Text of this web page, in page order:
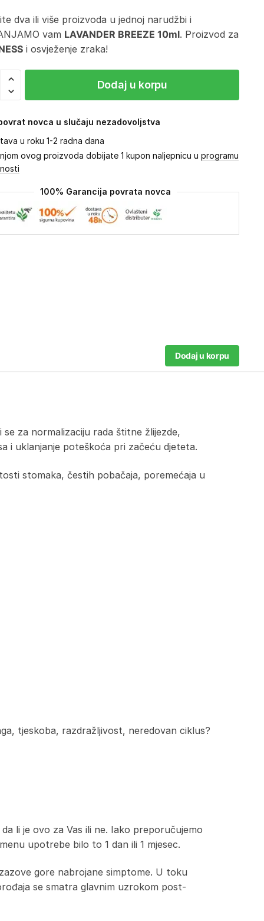
dva ili više proizvoda u jednoj narudžbi i
vam LAVANDER BREEZE 10ml. Proizvod za
i osvježenje zraka!
Dodaj u korpu
novca u slučaju nezadovoljstva
u roku 1-2 radna dana
ovog proizvoda dobijate 1 kupon naljepnicu uprogramu
100% Garancija povrata novca
Dodaj u korpu
za normalizaciju rada štitne žlijezde,
i uklanjanje poteškoća pri začeću djeteta.
stomaka, čestih pobačaja, poremećaja u
tjeskoba, razdražljivost, neredovan ciklus?
li je ovo za Vas ili ne. Iako preporučujemo
upotrebe bilo to 1 dan ili 1 mjesec.
gore nabrojane simptome. U toku
se smatra glavnim uzrokom post-